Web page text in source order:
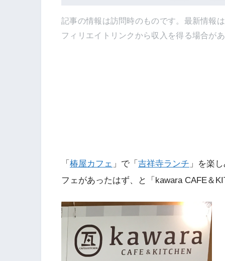
記事の情報は訪問時のものです。最新情報
フィリエイトリンクから収入を得る場合が
「 椿屋カフェ 」で「 吉祥寺ランチ 」を楽
フェがあったはず、と「kawara CAFE＆